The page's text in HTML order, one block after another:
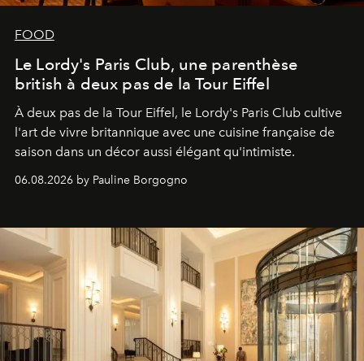
FOOD
Le Lordy's Paris Club, une parenthèse
british à deux pas de la Tour Eiffel
À deux pas de la Tour Eiffel, le Lordy's Paris Club cultive
l'art de vivre britannique avec une cuisine française de
saison dans un décor aussi élégant qu'intimiste.
06.08.2026 by Pauline Borgogno